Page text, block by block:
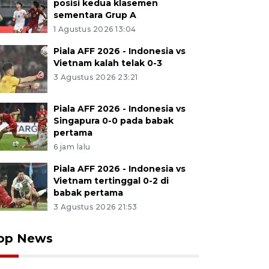
posisi kedua klasemen
sementara Grup A
1 Agustus 2026 13:04
Piala AFF 2026 - Indonesia vs
Vietnam kalah telak 0-3
3 Agustus 2026 23:21
Piala AFF 2026 - Indonesia vs
Singapura 0-0 pada babak
pertama
6 jam lalu
Piala AFF 2026 - Indonesia vs
Vietnam tertinggal 0-2 di
babak pertama
3 Agustus 2026 21:53
News